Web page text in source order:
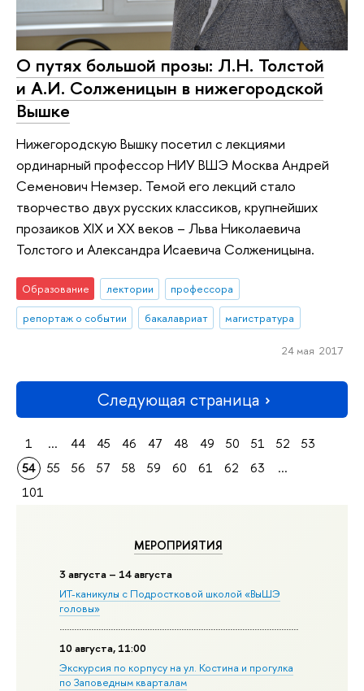
МЕРОПРИЯТИЯ
3 августа – 14 августа
ИТ-каникулы с Подростковой школой «ВыШЭ
головы»
10 августа, 11:00
Экскурсия по корпусу на ул. Костина и прогулка
по Заповедным кварталам
О путях большой прозы: Л.Н. Толстой
и А.И. Солженицын в нижегородской
Вышке
Нижегородскую Вышку посетил с лекциями
ординарный профессор НИУ ВШЭ Москва Андрей
Семенович Немзер. Темой его лекций стало
творчество двух русских классиков, крупнейших
прозаиков XIX и XX веков – Льва Николаевича
Толстого и Александра Исаевича Солженицына.
Образование лектории
профессора
репортаж о событии
бакалавриат магистратура
24 мая 2017
Следующая страница
1 ... 44 45 46 47 48 49 50 51 52
53
54
55 56 57 58 59 60 61 62 63
...
101